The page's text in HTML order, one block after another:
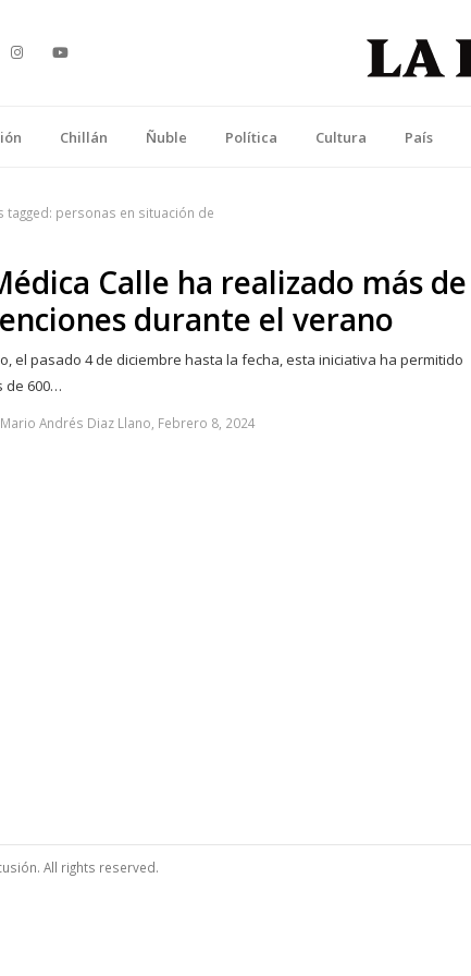
Chillán Ñuble Política Cultura País
tagged: personas en situación de
Calle ha realizado más de
durante el verano
el pasado 4 de diciembre hasta la fecha, esta iniciativa ha permitido
de 600…
Andrés Diaz Llano, Febrero 8, 2024
All rights reserved.